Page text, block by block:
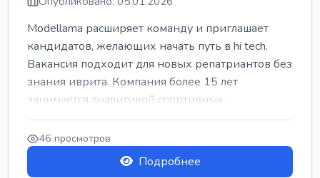
Modellama расширяет команду и приглашает
кандидатов, желающих начать путь в hi tech.
Вакансия подходит для новых репатриантов без
знания иврита. Компания более 15 лет
занимается аналитикой спортивных ...
46 просмотров
Подробнее